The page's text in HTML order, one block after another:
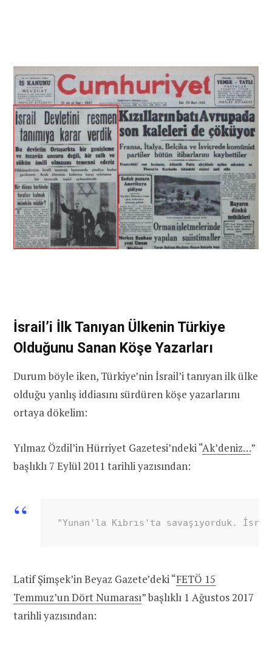
İsrail’i İlk Tanıyan Ülkenin Türkiye
Olduğunu Sanan Köşe Yazarları
Durum böyle iken, Türkiye’nin İsrail’i tanıyan ilk ülke
olduğu yanlış iddiasını sürdüren köşe yazarlarını
ortaya dökelim:
Yılmaz Özdil’in Hürriyet Gazetesi’ndeki “Ak’deniz…”
başlıklı 7 Eylül 2011 tarihli yazısından:
"Yunan'la Kıbrıs'ta savaşıyorduk.
Latif Şimşek’in Beyaz Gazete’deki “FETÖ 15
Temmuz’un Dört Numarası” başlıklı 1 Ağustos 2017
tarihli yazısından: